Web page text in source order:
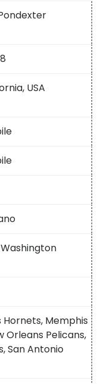
USA
Hornets, Memphis
Orleans Pelicans,
San Antonio